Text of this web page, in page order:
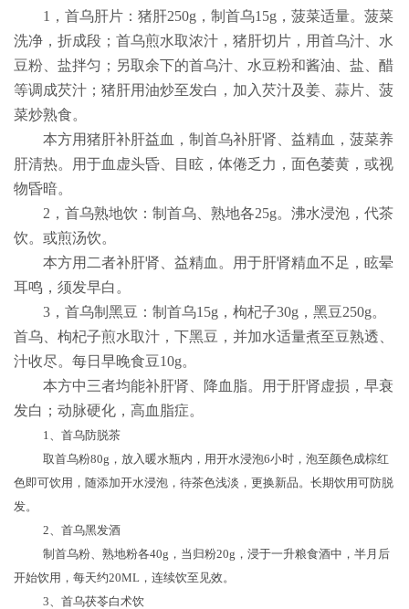
1 ，首乌肝片：猪肝250g ，制首乌15g ，菠菜适量。菠菜
洗净，折成段；首乌煎水取浓汁，猪肝切片，用首乌汁、水
豆粉、盐拌匀；另取余下的首乌汁、水豆粉和酱油、盐、醋
等调成芡汁；猪肝用油炒至发白，加入芡汁及姜、蒜片、菠
菜炒熟食。
本方用猪肝补肝益血，制首乌补肝肾、益精血，菠菜养
肝清热。用于血虚头昏、目眩，体倦乏力，面色萎黄，或视
物昏暗。
2 ，首乌熟地饮：制首乌、熟地各25g。沸水浸泡，代茶
饮。或煎汤饮。
本方用二者补肝肾、益精血。用于肝肾精血不足，眩晕
耳鸣，须发早白。
3 ，首乌制黑豆：制首乌15g ，枸杞子30g ，黑豆250g。
首乌、枸杞子煎水取汁，下黑豆，并加水适量煮至豆熟透、
汁收尽。每日早晚食豆10g。
本方中三者均能补肝肾、降血脂。用于肝肾虚损，早衰
发白；动脉硬化，高血脂症。
1、首乌防脱茶
取首乌粉80g ，放入暖水瓶内，用开水浸泡6小时，泡至颜色成棕红
色即可饮用，随添加开水浸泡，待茶色浅淡，更换新品。长期饮用可防脱
发。
2、首乌黑发酒
制首乌粉、熟地粉各40g ，当归粉20g ，浸于一升粮食酒中，半月后
开始饮用，每天约20ML ，连续饮至见效。
3、首乌茯苓白术饮